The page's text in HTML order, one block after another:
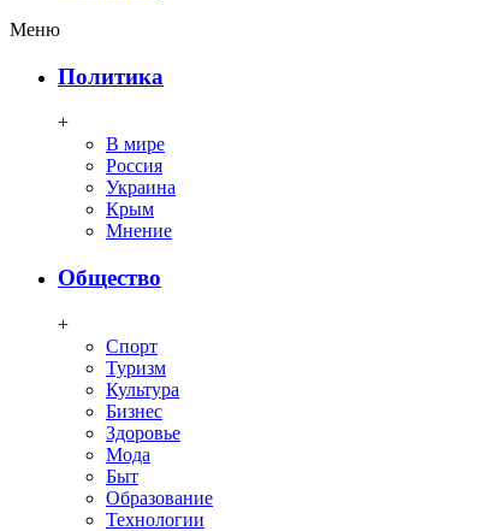
Меню
Политика
+
В мире
Россия
Украина
Крым
Мнение
Общество
+
Спорт
Туризм
Культура
Бизнес
Здоровье
Мода
Быт
Образование
Технологии